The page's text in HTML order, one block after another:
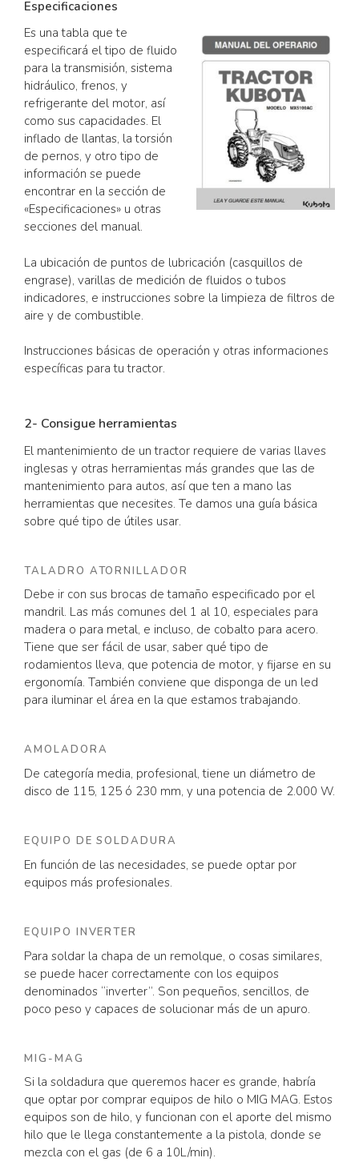
Especificaciones
Es una tabla que te
especificará el tipo de fluido
para la transmisión, sistema
hidráulico, frenos, y
refrigerante del motor, así
como sus capacidades. El
inflado de llantas, la torsión
de pernos, y otro tipo de
información se puede
encontrar en la sección de
«Especificaciones» u otras
secciones del manual.
La ubicación de puntos de lubricación (casquillos de
engrase), varillas de medición de fluidos o tubos
indicadores, e instrucciones sobre la limpieza de filtros de
aire y de combustible.
Instrucciones básicas de operación y otras informaciones
específicas para tu tractor.
2- Consigue herramientas
El mantenimiento de un tractor requiere de varias llaves
inglesas y otras herramientas más grandes que las de
mantenimiento para autos, así que ten a mano las
herramientas que necesites. Te damos una guía básica
sobre qué tipo de útiles usar.
TALADRO ATORNILLADOR
Debe ir con sus brocas de tamaño especificado por el
mandril. Las más comunes del 1 al 10, especiales para
madera o para metal, e incluso, de cobalto para acero.
Tiene que ser fácil de usar, saber qué tipo de
rodamientos lleva, que potencia de motor, y fijarse en su
ergonomía. También conviene que disponga de un led
para iluminar el área en la que estamos trabajando.
AMOLADORA
De categoría media, profesional, tiene un diámetro de
disco de 115, 125 ó 230 mm, y una potencia de 2.000 W.
EQUIPO DE SOLDADURA
En función de las necesidades, se puede optar por
equipos más profesionales.
EQUIPO INVERTER
Para soldar la chapa de un remolque, o cosas similares,
se puede hacer correctamente con los equipos
denominados “inverter”. Son pequeños, sencillos, de
poco peso y capaces de solucionar más de un apuro.
MIG-MAG
Si la soldadura que queremos hacer es grande, habría
que optar por comprar equipos de hilo o MIG MAG. Estos
equipos son de hilo, y funcionan con el aporte del mismo
hilo que le llega constantemente a la pistola, donde se
mezcla con el gas (de 6 a 10L/min).